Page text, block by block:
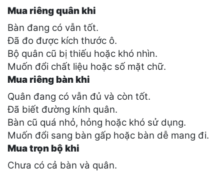
Mua riêng quân khi
Bàn đang có vẫn tốt.
Đã đo được kích thước ô.
Bộ quân cũ bị thiếu hoặc khó nhìn.
Muốn đổi chất liệu hoặc số mặt chữ.
Mua riêng bàn khi
Quân đang có vẫn đủ và còn tốt.
Đã biết đường kính quân.
Bàn cũ quá nhỏ, hỏng hoặc khó sử dụng.
Muốn đổi sang bàn gấp hoặc bàn dễ mang đi.
Mua trọn bộ khi
Chưa có cả bàn và quân.